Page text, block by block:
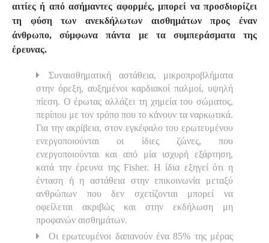
αιτίες ή από ασήμαντες αφορμές, μπορεί να προσδιορίζει
τη φύση των ανεκδήλωτων αισθημάτων προς έναν
άνθρωπο, σύμφωνα πάντα με τα συμπεράσματα της
έρευνας.
Συναισθηματική αστάθεια, μικροπροβλήματα
στην όρεξη, αυξημένοι καρδιακοί παλμοί, υψηλή
πίεση. Ο έρωτας αλλάζει τη χημεία του σώματος,
περίπου με τον τρόπο που το κάνουν τα ναρκωτικά.
Για την ακρίβεια, στον εγκέφαλο του ερωτευμένου
ενεργοποιούνται οι ίδιες ζώνες, που
ενεργοποιούνται και από μία ισχυρή εξάρτηση,
κατά την έρευνα της Fisher. Η ίδια εξηγεί ότι η
ένταση ή η αστάθεια στην επικοινωνία μεταξύ
ανθρώπων που δεν σχετίζονται μπορεί να
οφείλεται ακριβώς και στην εκδήλωση μη
προφανών αισθημάτων.
Οι ερωτευμένοι δαπανούν ένα 85% της μέρας